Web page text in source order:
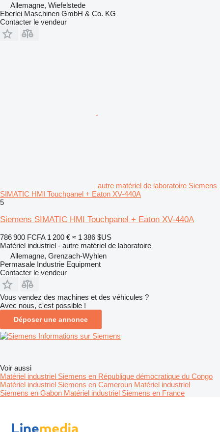
Allemagne, Wiefelstede
Eberlei Maschinen GmbH & Co. KG
Contacter le vendeur
autre matériel de laboratoire Siemens
SIMATIC HMI Touchpanel + Eaton XV-440A
5
Siemens SIMATIC HMI Touchpanel + Eaton XV-440A
786 900 FCFA 1 200 € ≈ 1 386 $US
Matériel industriel - autre matériel de laboratoire
Allemagne, Grenzach-Wyhlen
Permasale Industrie Equipment
Contacter le vendeur
Vous vendez des machines et des véhicules ?
Avec nous, c'est possible !
Déposer une annonce
Informations sur Siemens
Voir aussi
Matériel industriel Siemens en République démocratique du Congo
Matériel industriel Siemens en Cameroun Matériel industriel
Siemens en Gabon Matériel industriel Siemens en France